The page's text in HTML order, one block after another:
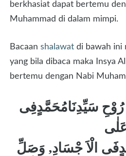
berkhasiat dapat bertemu
Muhammad di dalam mimpi.
Bacaan shalawat di bawah ini
yang bila dibaca maka Insya
bertemu dengan Nabi
سَيِّدِنَامُحَمَّدٍفِى
الْاَ جْسَادِ, وَصَلِّ